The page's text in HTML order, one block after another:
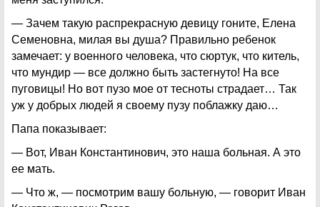
— Зачем такую распрекрасную девицу гоните, Елена
Семеновна, милая вы душа? Правильно ребенок
замечает: у военного человека, что сюртук, что китель,
что мундир — все должно быть застегнуто! На все
пуговицы! Но вот пузо мое от тесноты страдает… Так
уж у добрых людей я своему пузу поблажку даю…
Папа показывает:
— Вот, Иван Константинович, это наша больная. А это
ее мать.
— Что ж, — посмотрим вашу больную, — говорит Иван